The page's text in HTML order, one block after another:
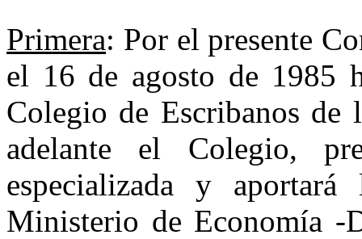
Primera: Por el presente
el ­16 de agosto de 1985
Colegio de Escribanos­ de
adelante el Colegio,
especializada y
Ministerio de Economía -